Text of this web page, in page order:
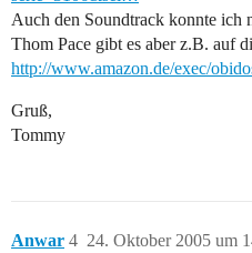
Auch den Soundtrack konnte ich
Thom Pace gibt es aber z.B. auf
http://www.amazon.de/exec/
Gruß,
Tommy
Anwar 24. Oktober 2005 um
4